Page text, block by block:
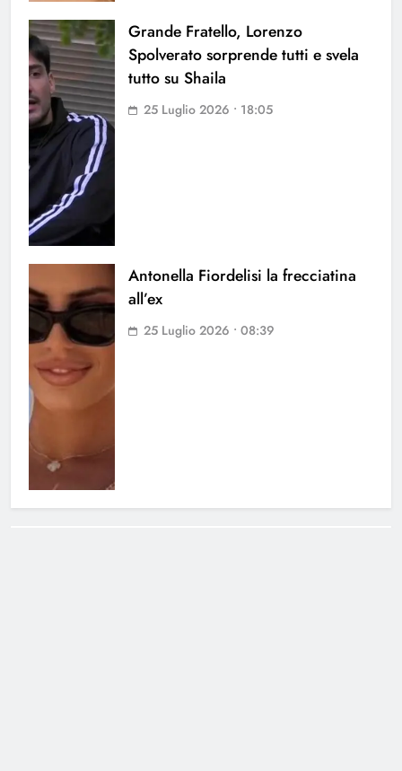
Grande Fratello, Lorenzo
Spolverato sorprende tutti e svela
tutto su Shaila
25 Luglio 2026 • 18:05
Antonella Fiordelisi la frecciatina
all’ex
25 Luglio 2026 • 08:39